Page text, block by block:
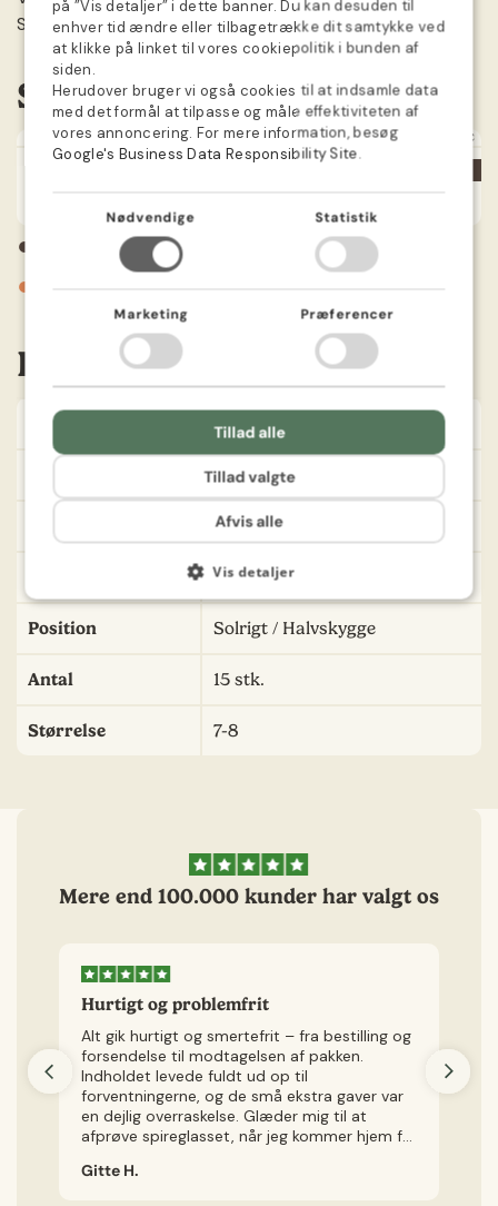
Spis ikke prydløg.
Såkalender
FEB MAR APR MAJ JUN JUL AUG SEP OKT DEC
●
●
Information
Farve Hvid
5 cm
8 cm
15 cm
Position Solrigt / Halvskygge
Antal 15 stk.
Størrelse 7-8
Mere end 100.000 kunder har valgt os
Hurtigt og problemfrit
Alt gik hurtigt og smertefrit – fra bestilling og
forsendelse til modtagelsen af pakken.
Indholdet levede fuldt ud op til
forventningerne, og de små ekstra gaver var
en dejlig overraskelse. Glæder mig til at
afprøve spireglasset, når jeg kommer hjem fra
Gitte H.
GERMAN
SWEDISH
NORWEGIAN
DUTCH
FRENCH
på ”Vis detaljer” i dette banner. Du kan desuden til
enhver tid ændre eller tilbagetrække dit samtykke ved
at klikke på linket til vores cookiepolitik i bunden af
siden.
Herudover bruger vi også cookies til at indsamle data
med det formål at tilpasse og måle effektiviteten af
vores annoncering. For mere information, besøg
Google's Business Data Responsibility Site.
Nødvendige Statistik
Marketing Præferencer
Tillad valgte
Tillad alle
Afvis alle
Vis detaljer